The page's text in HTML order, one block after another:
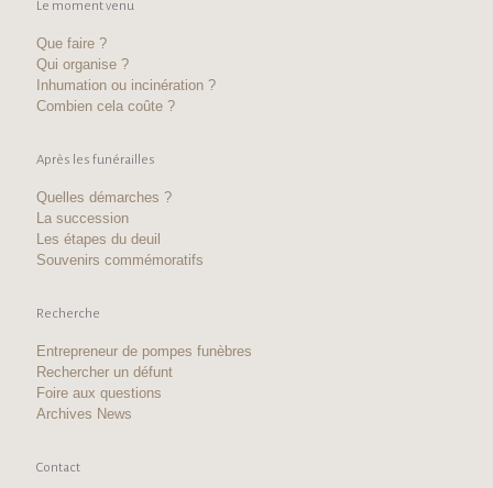
Le moment venu
Que faire ?
Qui organise ?
Inhumation ou incinération ?
Combien cela coûte ?
Après les funérailles
Quelles démarches ?
La succession
Les étapes du deuil
Souvenirs commémoratifs
Recherche
Entrepreneur de pompes funèbres
Rechercher un défunt
Foire aux questions
Archives News
Contact